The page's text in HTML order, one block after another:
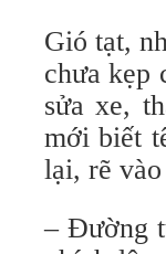
Gió tạt,
chưa kẹp
sửa xe,
mới biết
lại, rẽ
– Đường